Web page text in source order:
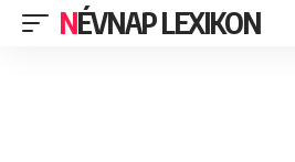
NÉVNAP LEXIKON